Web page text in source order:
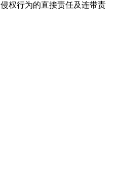
权行为的直接责任及连带责